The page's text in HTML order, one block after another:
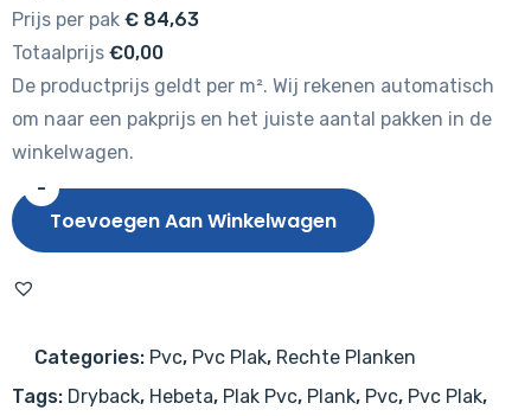
Prijs per pak € 84,63
Totaalprijs €0,00
De productprijs geldt per m². Wij rekenen automatisch
om naar een pakprijs en het juiste aantal pakken in de
winkelwagen.
-
Hebeta
Traprenovatie
aantal
Toevoegen Aan Winkelwagen
Categories: Pvc, Pvc Plak, Rechte Planken
Tags: Dryback, Hebeta, Plak Pvc, Plank, Pvc, Pvc Plak,